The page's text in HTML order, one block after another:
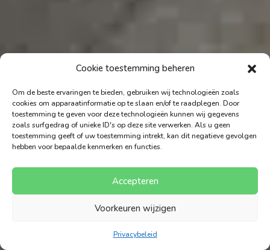
Cookie toestemming beheren
Om de beste ervaringen te bieden, gebruiken wij technologieën zoals
cookies om apparaatinformatie op te slaan en/of te raadplegen. Door
toestemming te geven voor deze technologieën kunnen wij gegevens
zoals surfgedrag of unieke ID's op deze site verwerken. Als u geen
toestemming geeft of uw toestemming intrekt, kan dit negatieve gevolgen
hebben voor bepaalde kenmerken en functies.
Accepteren
Voorkeuren wijzigen
Privacybeleid